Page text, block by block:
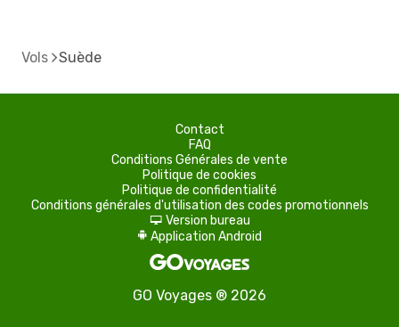
Vols Suède
Contact
FAQ
Conditions Générales de vente
Politique de cookies
Politique de confidentialité
Conditions générales d'utilisation des codes promotionnels
d Version bureau
A Application Android
GO Voyages ® 2026